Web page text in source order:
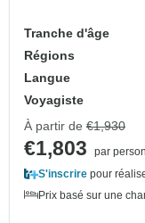
Tranche d'âge
Régions
Langue
Voyagiste
À partir de €1,930
€1,803
par
S'inscrire pour
Prix basé sur une